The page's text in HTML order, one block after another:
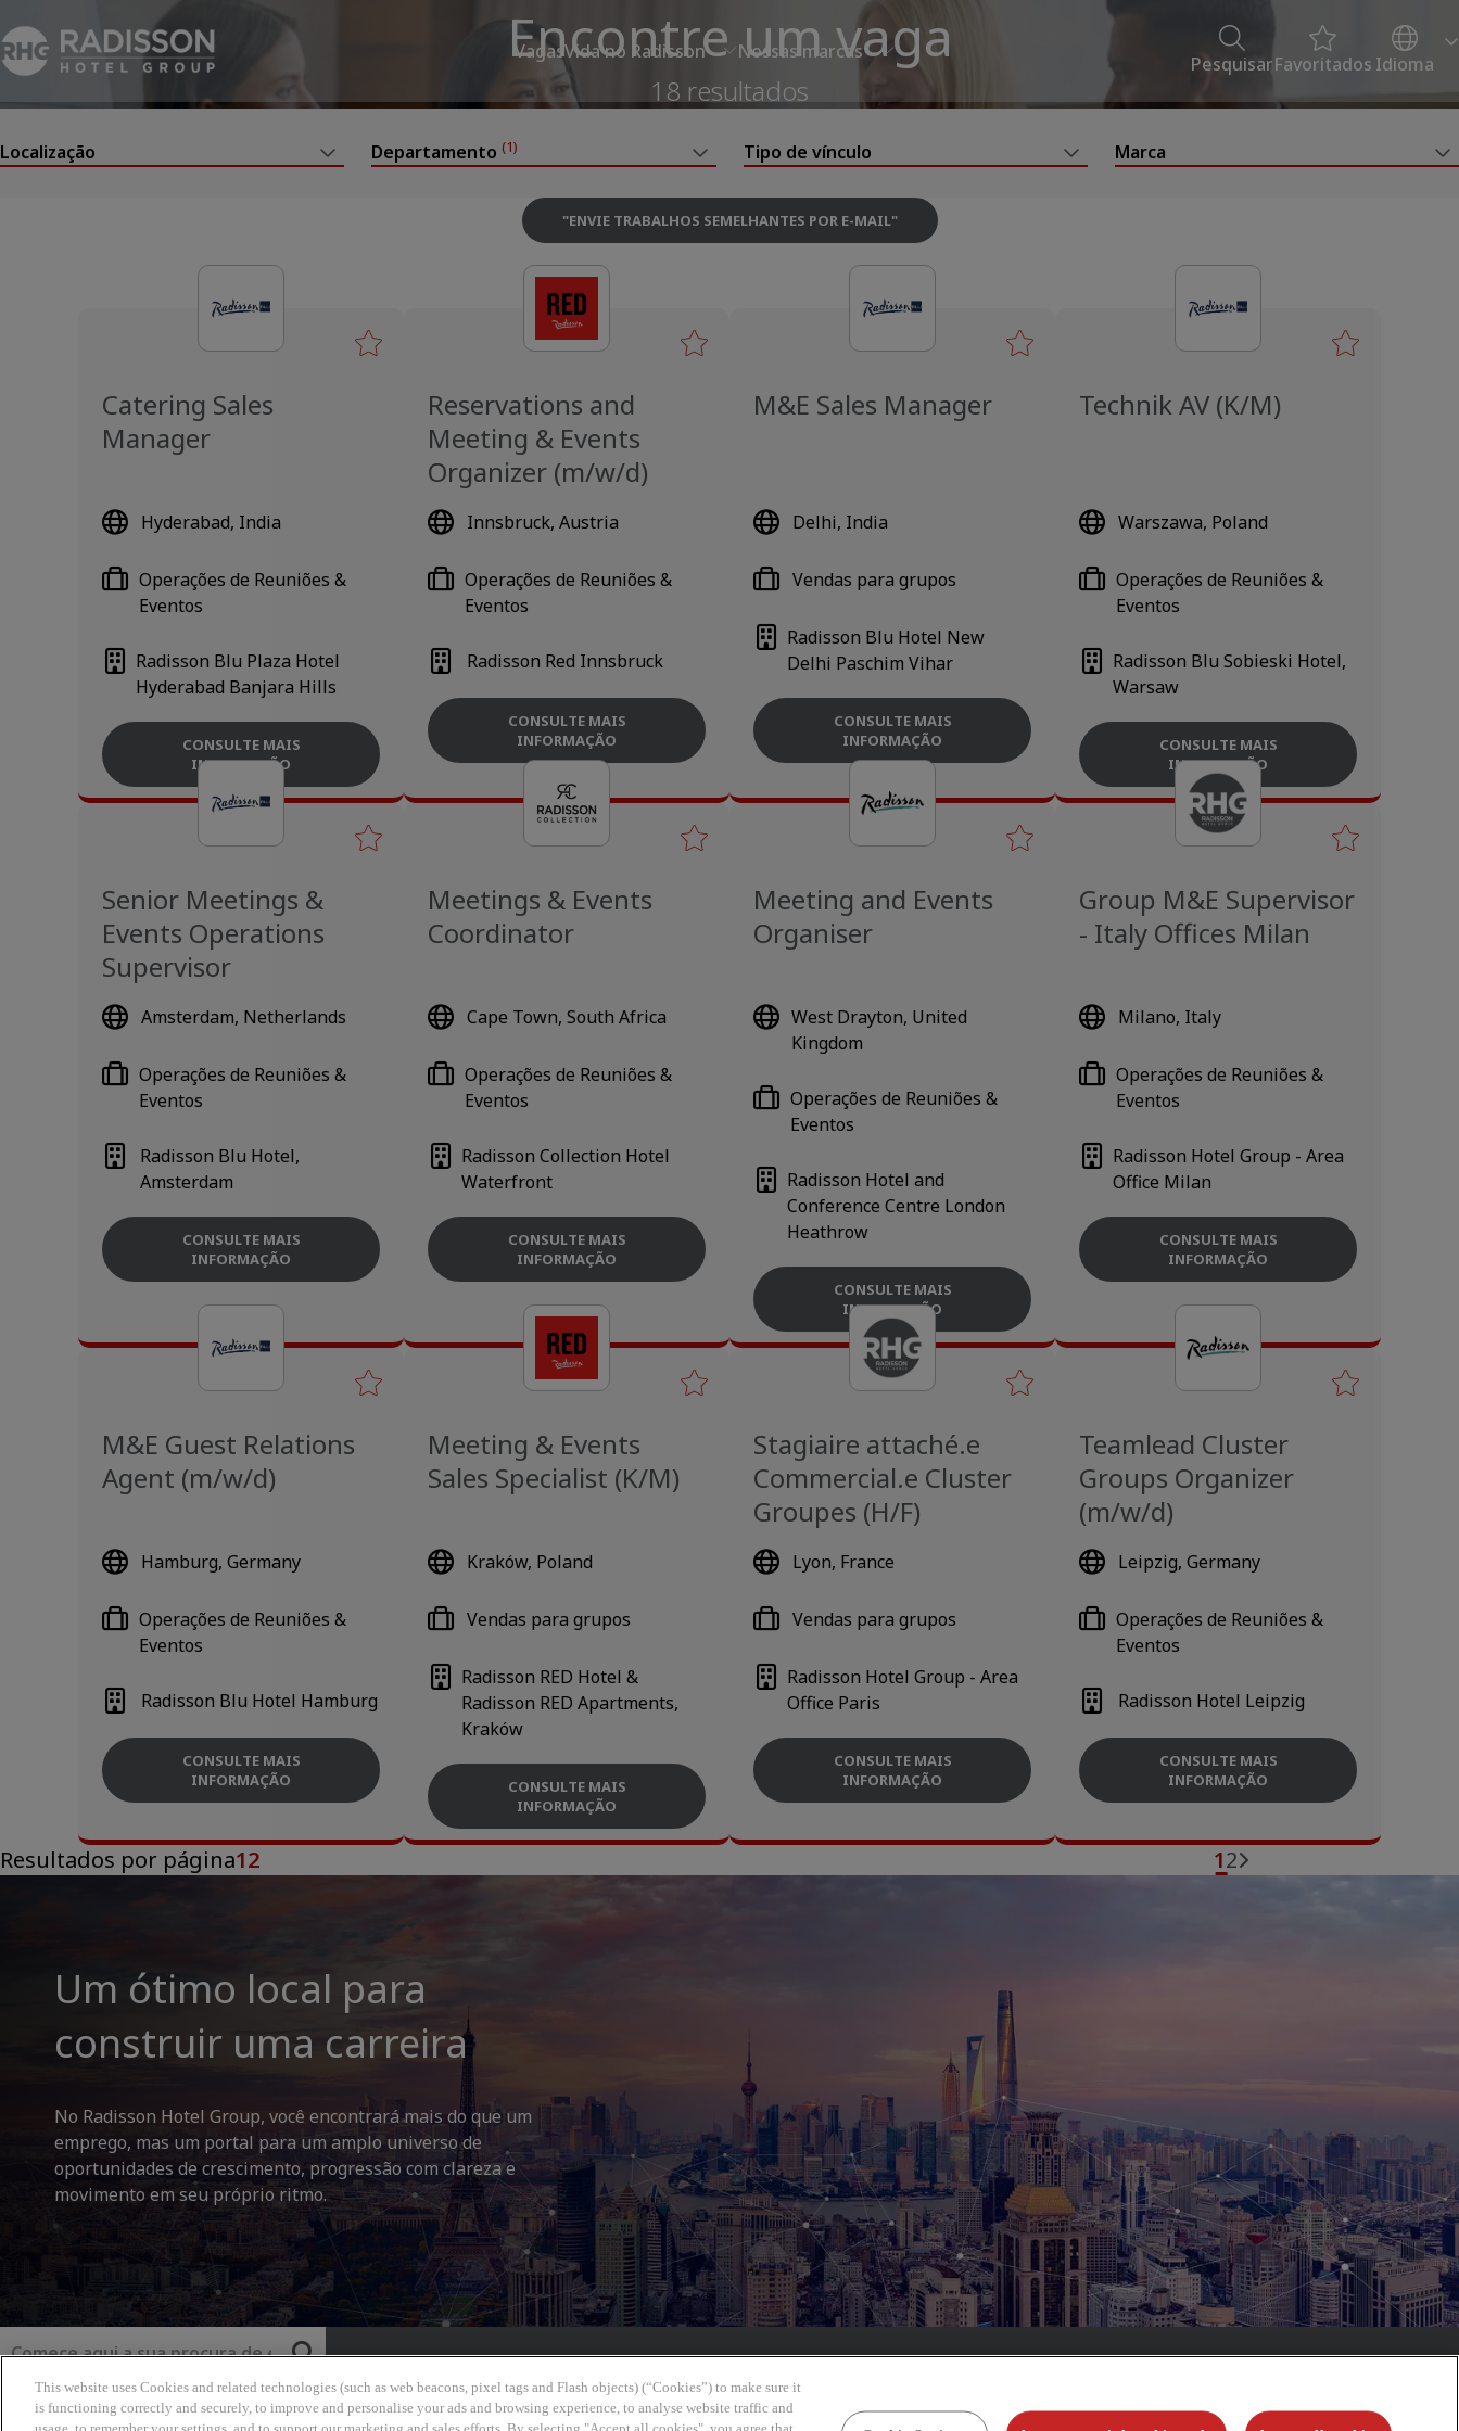
VagasVida no Radisson Nossas marcas
PesquisarFavoritados Idioma
Encontre um vaga
18 resultados
Localização Departamento (1) Tipo de vínculo Marca
"ENVIE TRABALHOS SEMELHANTES POR E-MAIL"
Catering Sales
Manager
Hyderabad, India
Radisson Blu Plaza Hotel
Hyderabad Banjara Hills
Operações de Reuniões &
Eventos
CONSULTE MAIS
INFORMAÇÃO
Reservations and
Meeting & Events
Organizer (m/w/d)
Innsbruck, Austria
Radisson Red Innsbruck
Operações de Reuniões &
Eventos
CONSULTE MAIS
INFORMAÇÃO
M&E Sales Manager
Delhi, India
Radisson Blu Hotel New
Delhi Paschim Vihar
Vendas para grupos
CONSULTE MAIS
INFORMAÇÃO
Technik AV (K/M)
Warszawa, Poland
Radisson Blu Sobieski Hotel,
Warsaw
Operações de Reuniões &
Eventos
CONSULTE MAIS
INFORMAÇÃO
Senior Meetings &
Events Operations
Supervisor
Amsterdam, Netherlands
Radisson Blu Hotel,
Amsterdam
Operações de Reuniões &
Eventos
CONSULTE MAIS
INFORMAÇÃO
Meetings & Events
Coordinator
Cape Town, South Africa
Radisson Collection Hotel
Waterfront
Operações de Reuniões &
Eventos
CONSULTE MAIS
INFORMAÇÃO
Meeting and Events
Organiser
West Drayton, United
Kingdom
Radisson Hotel and
Conference Centre London
Heathrow
Operações de Reuniões &
Eventos
CONSULTE MAIS
INFORMAÇÃO
Group M&E Supervisor
- Italy Offices Milan
Milano, Italy
Radisson Hotel Group - Area
Office Milan
Operações de Reuniões &
Eventos
CONSULTE MAIS
INFORMAÇÃO
M&E Guest Relations
Agent (m/w/d)
Hamburg, Germany
Radisson Blu Hotel Hamburg
Operações de Reuniões &
Eventos
CONSULTE MAIS
INFORMAÇÃO
Meeting & Events
Sales Specialist (K/M)
Kraków, Poland
Radisson RED Hotel &
Radisson RED Apartments,
Kraków
Vendas para grupos
CONSULTE MAIS
INFORMAÇÃO
Stagiaire attaché.e
Commercial.e Cluster
Groupes (H/F)
Lyon, France
Radisson Hotel Group - Area
Office Paris
Vendas para grupos
CONSULTE MAIS
INFORMAÇÃO
Teamlead Cluster
Groups Organizer
(m/w/d)
Leipzig, Germany
Radisson Hotel Leipzig
Operações de Reuniões &
Eventos
CONSULTE MAIS
INFORMAÇÃO
12
Resultados por página12
Um ótimo local para
construir uma carreira
No Radisson Hotel Group, você encontrará mais do que um
emprego, mas um portal para um amplo universo de
oportunidades de crescimento, progressão com clareza e
movimento em seu próprio ritmo.
Radisson Hotel Group
Palavra-chave
This website uses Cookies and related technologies (such as web beacons, pixel tags and Flash objects) (“Cookies”) to make sure it
is functioning correctly and securely, to improve and personalise your ads and browsing experience, to analyse website traffic and